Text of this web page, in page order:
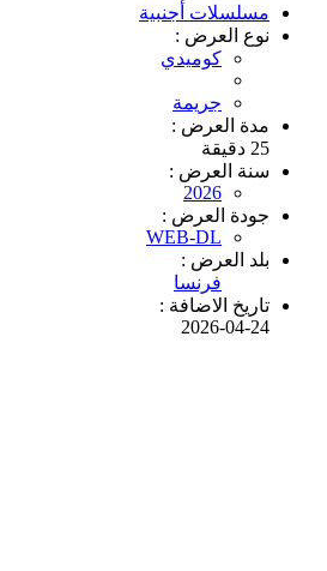
مسلسلات أجنبية
نوع العرض :
كوميدي
جريمة
مدة العرض :
25 دقيقة
سنة العرض :
2026
جودة العرض :
WEB-DL
بلد العرض :
فرنسا
تاريخ الاضافة :
2026-04-24